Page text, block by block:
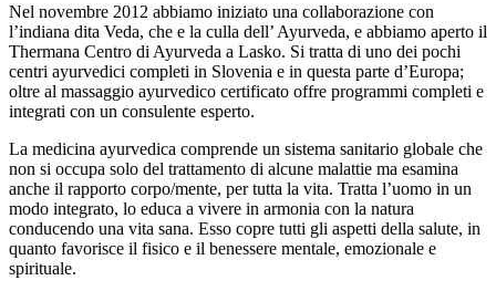
Nel novembre 2012 abbiamo iniziato una collaborazione con
l’indiana dita Veda, che e la culla dell’ Ayurveda, e abbiamo aperto il
Thermana Centro di Ayurveda a Lasko. Si tratta di uno dei pochi
centri ayurvedici completi in Slovenia e in questa parte d’Europa;
oltre al massaggio ayurvedico certificato offre programmi completi e
integrati con un consulente esperto.
La medicina ayurvedica comprende un sistema sanitario globale che
non si occupa solo del trattamento di alcune malattie ma esamina
anche il rapporto corpo/mente, per tutta la vita. Tratta l’uomo in un
modo integrato, lo educa a vivere in armonia con la natura
conducendo una vita sana. Esso copre tutti gli aspetti della salute, in
quanto favorisce il fisico e il benessere mentale, emozionale e
spirituale.